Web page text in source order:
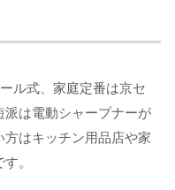
ル式、家庭定番は京セ
は電動シャープナーが
はキッチン用品店や家
。